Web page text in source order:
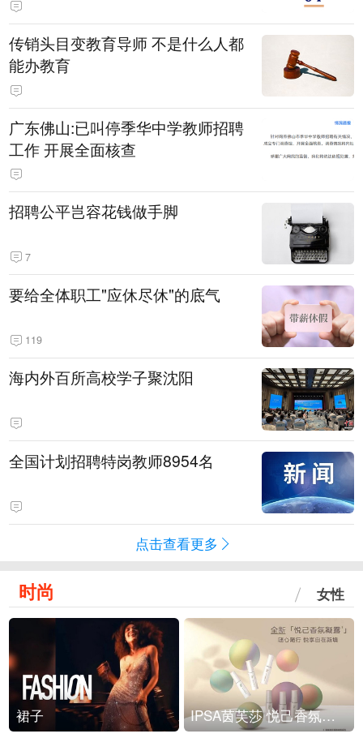
传销头目变教育导师 不是什么人都
能办教育
广东佛山:已叫停季华中学教师招聘
工作 开展全面核查
招聘公平岂容花钱做手脚
7
要给全体职工"应休尽休"的底气
119
海内外百所高校学子聚沈阳
全国计划招聘特岗教师8954名
点击查看更多
时尚 女性
裙子 IPSA茵芙莎 悦己香氛凝露上市